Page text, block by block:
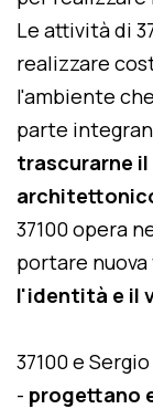
Le attività di
realizzare
l'ambiente
parte
trascurarne
37100 opera
portare
l'identità e il
37100 e
- progettano